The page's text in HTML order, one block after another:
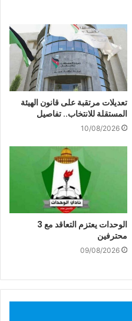
تعديلات مرتقبة على قانون الهيئة
المستقلة للانتخاب.. تفاصيل
10/08/2026
الوحدات يعتزم التعاقد مع 3
محترفين
09/08/2026